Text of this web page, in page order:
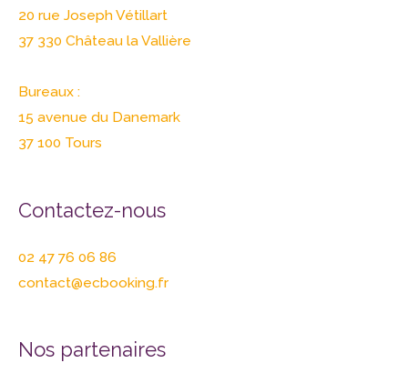
20 rue Joseph Vétillart
37 330 Château la Vallière
Bureaux :
15 avenue du Danemark
37 100 Tours
Contactez-nous
02 47 76 06 86
contact@ecbooking.fr
Nos partenaires